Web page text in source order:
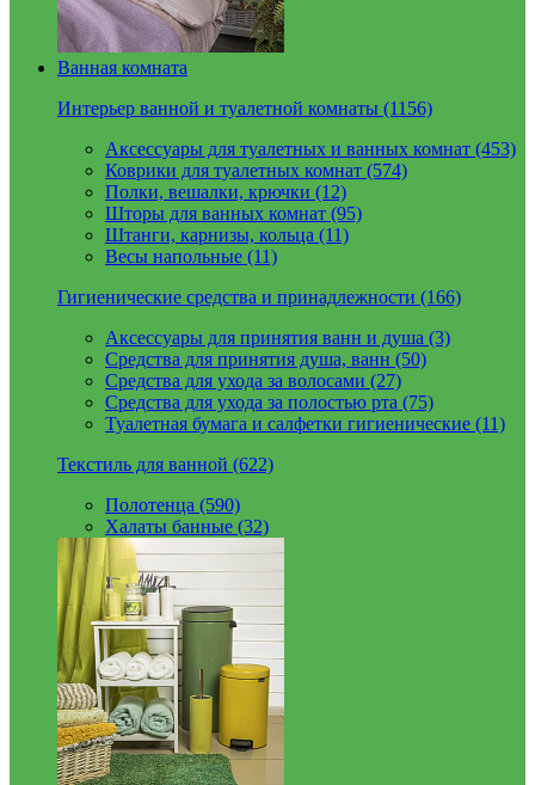
Ванная комната
Интерьер ванной и туалетной комнаты (1156)
Аксессуары для туалетных и ванных комнат (453)
Коврики для туалетных комнат (574)
Полки, вешалки, крючки (12)
Шторы для ванных комнат (95)
Штанги, карнизы, кольца (11)
Весы напольные (11)
Гигиенические средства и принадлежности (166)
Аксессуары для принятия ванн и душа (3)
Средства для принятия душа, ванн (50)
Средства для ухода за волосами (27)
Средства для ухода за полостью рта (75)
Туалетная бумага и салфетки гигиенические (11)
Текстиль для ванной (622)
Полотенца (590)
Халаты банные (32)